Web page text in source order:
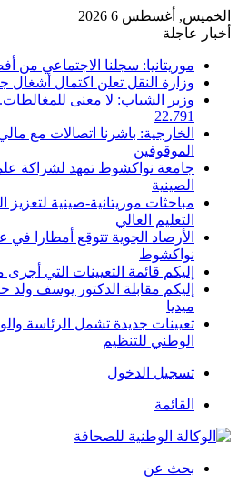
الخميس, أغسطس 6 2026
أخبار عاجلة
موريتانيا: سجلنا الاجتماعي
وزارة النقل تعلن اكتمال
وزير الشباب: لا معنى للمغالطات..
22.791
الخارجية: باشرنا اتصالات مع
الموقوفين
جامعة نواكشوط تمهد لشراكة
الصينية
مباحثات موريتانية-صينية
التعليم العالي
الأرصاد الجوية تتوقع أمطارا في
نواكشوط
إليكم قائمة التعيينات التي
إليكم مقابلة الدكتور يوسف ولد
ميديا
تعيينات جديدة تشمل الرئاسة
الوطني للتنظيم
تسجيل الدخول
القائمة
بحث عن